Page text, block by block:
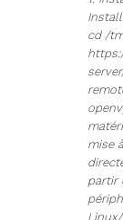
cd /
mise
partir